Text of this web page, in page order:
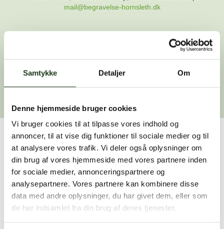
Samtykke Detaljer Om
Denne hjemmeside bruger cookies
Vi bruger cookies til at tilpasse vores indhold og
annoncer, til at vise dig funktioner til sociale medier og til
at analysere vores trafik. Vi deler også oplysninger om
din brug af vores hjemmeside med vores partnere inden
for sociale medier, annonceringspartnere og
analysepartnere. Vores partnere kan kombinere disse
data med andre oplysninger, du har givet dem, eller som
de har indsamlet fra din brug af deres tjenester.
mail@begravelse-hornsleth.dk
Gå tilbage
Har du brug for hjælp?
Vi er her for at hjælpe dig. Du er velkommen til at kontakte
os, hvis du har spørgsmål eller brug for assistance.
59 45 10 14
Find nærmeste afdeling